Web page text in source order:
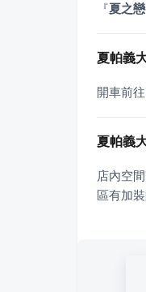
『夏之
夏帕義
開車前
夏帕義
店內空
區有加